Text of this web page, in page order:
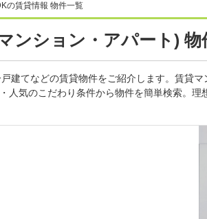
の賃貸情報 物件一覧
ンション・アパート) 物
建てなどの賃貸物件をご紹介します。賃貸
人気のこだわり条件から物件を簡単検索。理